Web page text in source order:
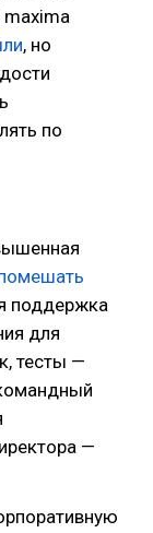
maxima
, но
по
поддержка
для
тесты —
—